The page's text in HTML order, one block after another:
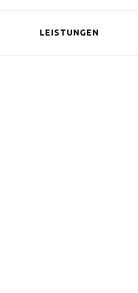
LEISTUNGEN